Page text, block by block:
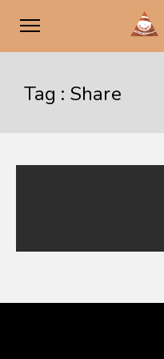
Tag : Share